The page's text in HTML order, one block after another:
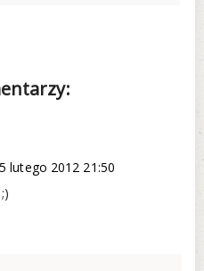
lutego 2012 21:50